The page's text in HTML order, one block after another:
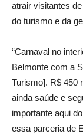
atrair visitantes
do turismo e da
“Carnaval no
Belmonte com a
Turismo]. R$ 450
ainda saúde e
importante aqui
essa parceria de